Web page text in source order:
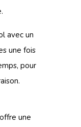
avec un
une fois
pour
une